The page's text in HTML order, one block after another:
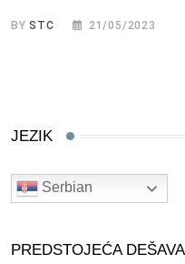
BYSTC 21/05/2023
JEZIK
Serbian
PREDSTOJEĆA